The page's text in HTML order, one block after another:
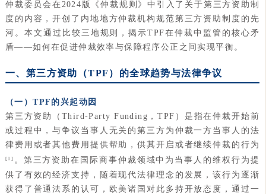
仲裁委员会在2024版《仲裁规则》中引入了关于第三方资助制
度的内容，开创了内地地方仲裁机构规范第三方资助制度的先
河。本文通过比较三地规则，揭示TPF在仲裁中监管的核心矛
盾——如何在促进仲裁效率与保障程序公正之间实现平衡。
一、第三方资助（TPF）的全球趋势与法律争议
（一）TPF的兴起动因
第三方资助（Third-Party Funding，TPF）是指在仲裁开始前
或过程中，与争议当事人无关的第三方为仲裁一方当事人的法
律费用或者其他费用提供帮助，供其开启或者继续仲裁的行为
[1] 。第三方资助在国际商事仲裁领域中为当事人的维权行为提
供了有效的经济支持，随着现代法律理念的发展，该行为逐渐
获得了普通法系的认可，欧美诸国对此多持开放态度，通过一